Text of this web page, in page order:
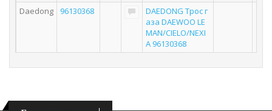
Daedong
96130368
DAEDONG Трос г
аза DAEWOO LE
MAN/CIELO/NEXI
A 96130368